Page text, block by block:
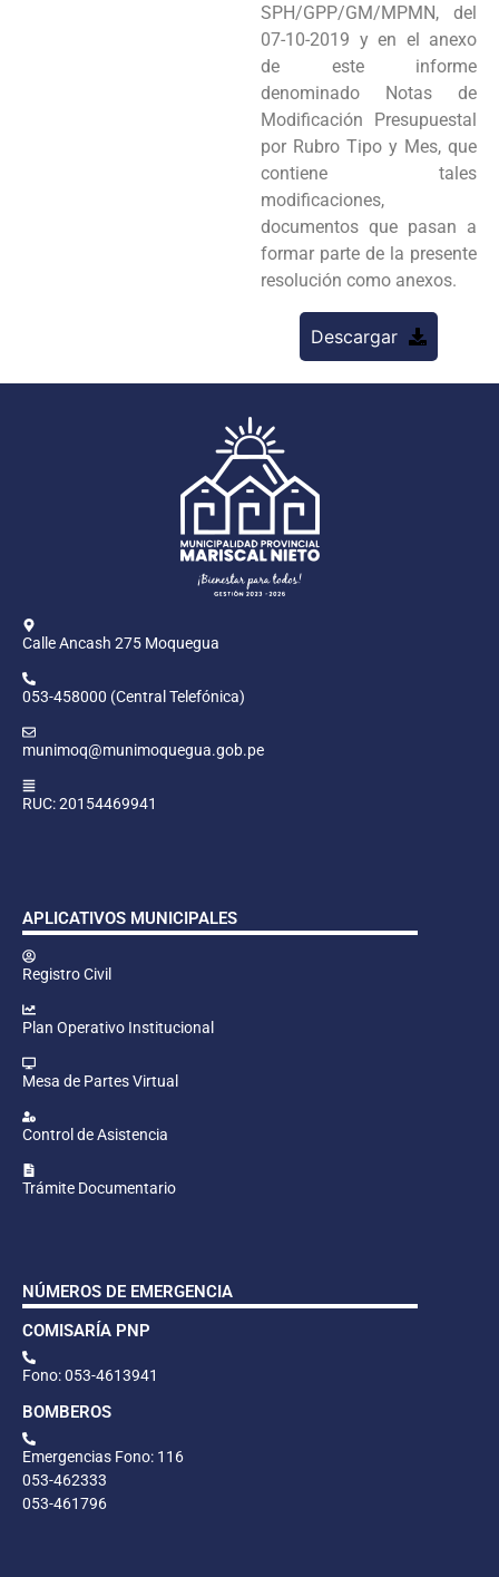
SPH/GPP/GM/MPMN, del
07-10-2019 y en el anexo
de este informe
denominado Notas de
Modificación Presupuestal
por Rubro Tipo y Mes, que
contiene tales
modificaciones,
documentos que pasan a
formar parte de la presente
resolución como anexos.
Descargar
Calle Ancash 275 Moquegua
053-458000 (Central Telefónica)
munimoq@munimoquegua.gob.pe
RUC: 20154469941
APLICATIVOS MUNICIPALES
Registro Civil
Plan Operativo Institucional
Mesa de Partes Virtual
Control de Asistencia
Trámite Documentario
NÚMEROS DE EMERGENCIA
COMISARÍA PNP
Fono: 053-4613941
BOMBEROS
Emergencias Fono: 116
053-462333
053-461796